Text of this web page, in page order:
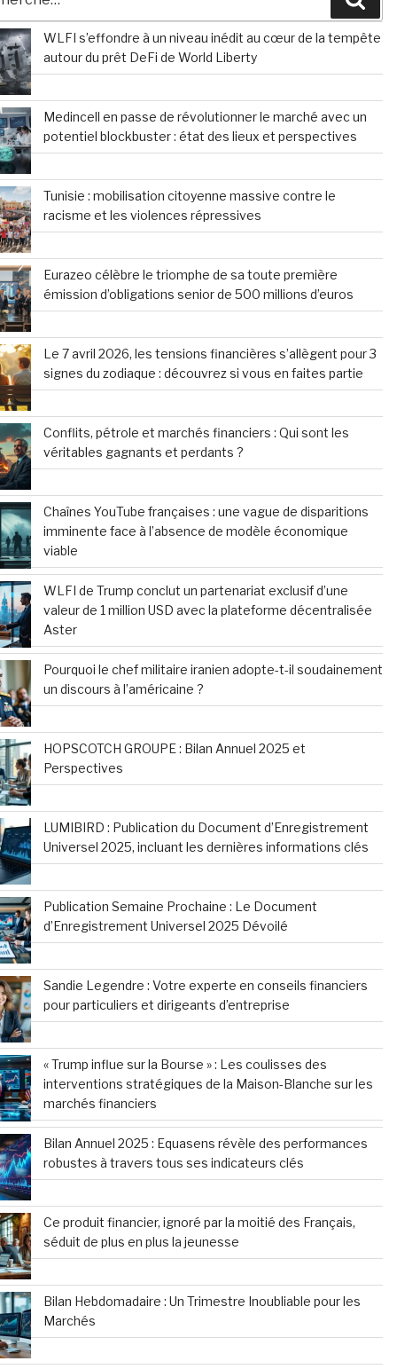
WLFI s’effondre à un niveau inédit au cœur de la tempête
autour du prêt DeFi de World Liberty
Medincell en passe de révolutionner le marché avec un
potentiel blockbuster : état des lieux et perspectives
Tunisie : mobilisation citoyenne massive contre le
racisme et les violences répressives
Eurazeo célèbre le triomphe de sa toute première
émission d’obligations senior de 500 millions d’euros
Le 7 avril 2026, les tensions financières s’allègent pour 3
signes du zodiaque : découvrez si vous en faites partie
Conflits, pétrole et marchés financiers : Qui sont les
véritables gagnants et perdants ?
Chaînes YouTube françaises : une vague de disparitions
imminente face à l’absence de modèle économique
viable
WLFI de Trump conclut un partenariat exclusif d’une
valeur de 1 million USD avec la plateforme décentralisée
Aster
Pourquoi le chef militaire iranien adopte-t-il soudainement
un discours à l’américaine ?
HOPSCOTCH GROUPE : Bilan Annuel 2025 et
Perspectives
LUMIBIRD : Publication du Document d’Enregistrement
Universel 2025, incluant les dernières informations clés
Publication Semaine Prochaine : Le Document
d’Enregistrement Universel 2025 Dévoilé
Sandie Legendre : Votre experte en conseils financiers
pour particuliers et dirigeants d’entreprise
« Trump influe sur la Bourse » : Les coulisses des
interventions stratégiques de la Maison-Blanche sur les
marchés financiers
Bilan Annuel 2025 : Equasens révèle des performances
robustes à travers tous ses indicateurs clés
Ce produit financier, ignoré par la moitié des Français,
séduit de plus en plus la jeunesse
Bilan Hebdomadaire : Un Trimestre Inoubliable pour les
Marchés